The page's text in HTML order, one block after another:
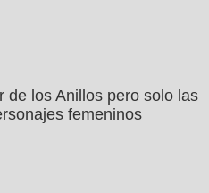
de los Anillos pero solo las
femeninos